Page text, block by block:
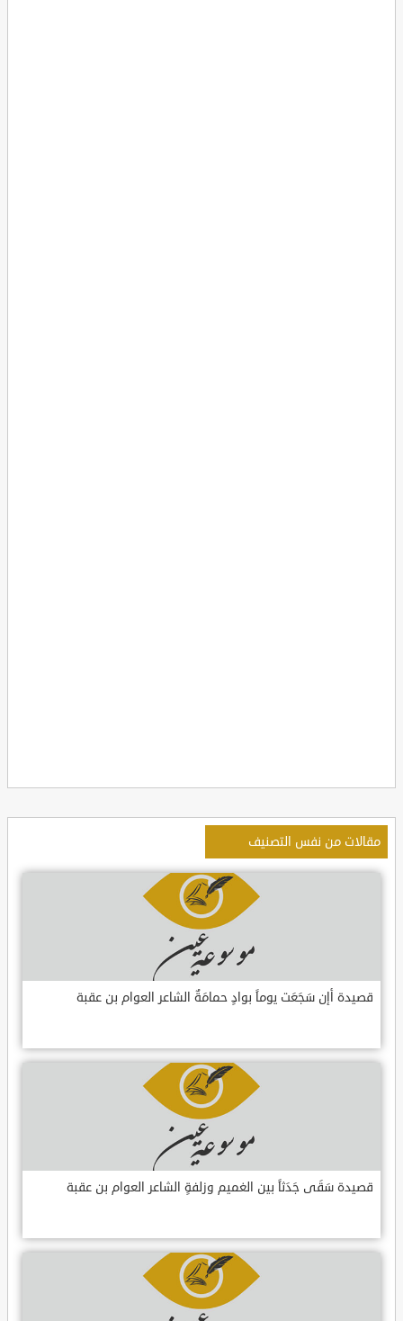
مقالات من نفس التصنيف
قصيدة أإن سَجَعَت يوماً بوادٍ حمامَةٌ الشاعر العوام بن عقبة
قصيدة سَقَى جَدَثاً بين الغميم وزلفةٍ الشاعر العوام بن عقبة